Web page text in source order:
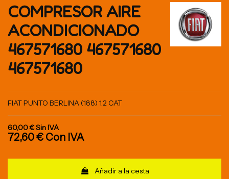
COMPRESOR AIRE
ACONDICIONADO
467571680 467571680
467571680
FIAT PUNTO BERLINA (188) 1.2 CAT
60,00 €Sin IVA
72,60 € Con IVA
Añadir a la cesta